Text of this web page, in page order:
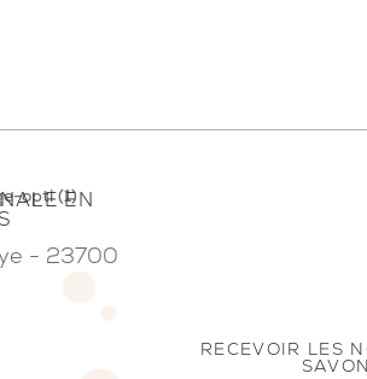
EN
- 23700
RECEVOIR LES